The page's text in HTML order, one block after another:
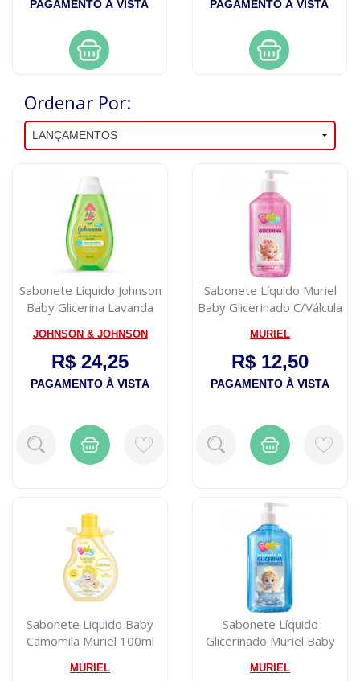
PAGAMENTO À VISTA PAGAMENTO À VISTA
Ordenar Por:
Sabonete Líquido Johnson
Baby Glicerina Lavanda
JOHNSON & JOHNSON
R$ 24,25
PAGAMENTO À VISTA
Sabonete Líquido Muriel
Baby Glicerinado C/Válcula
MURIEL
R$ 12,50
PAGAMENTO À VISTA
Sabonete Liquido Baby
Camomila Muriel 100ml
MURIEL
Sabonete Líquido
Glicerinado Muriel Baby
MURIEL